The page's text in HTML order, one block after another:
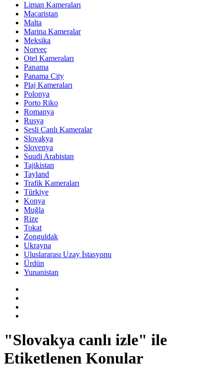
Liman Kameraları
Macaristan
Malta
Marina Kameralar
Meksika
Norveç
Otel Kameraları
Panama
Panama City
Plaj Kameraları
Polonya
Porto Riko
Romanya
Rusya
Sesli Canlı Kameralar
Slovakya
Slovenya
Suudi Arabistan
Tajikistan
Tayland
Trafik Kameraları
Türkiye
Konya
Muğla
Rize
Tokat
Zonguldak
Ukrayna
Uluslararası Uzay İstasyonu
Ürdün
Yunanistan
"Slovakya canlı izle" ile
Etiketlenen Konular